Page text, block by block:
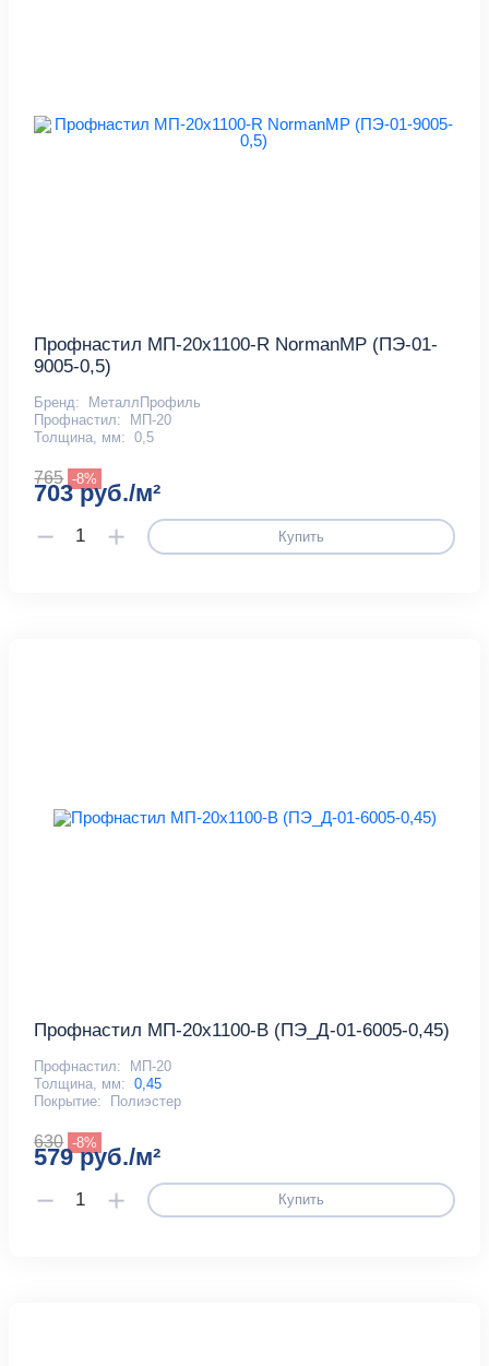
Профнастил МП-20x1100-R NormanMP (ПЭ-01-
9005-0,5)
Бренд:
МеталлПрофиль
Профнастил:
МП-20
Толщина, мм: 0,5
765 -8%
703 руб./м²
Купить
Профнастил МП-20x1100-B (ПЭ_Д-01-6005-0,45)
Профнастил:
МП-20
Толщина, мм: 0,45
Покрытие:
Полиэстер
630 -8%
579 руб./м²
Купить